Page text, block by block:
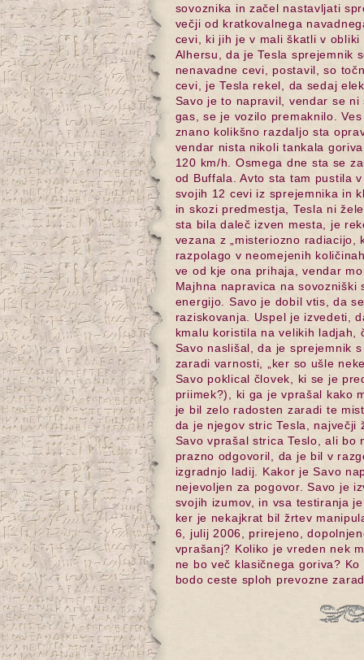
sovoznika in začel nastavljati
večji od kratkovalnega
cevi, ki jih je v mali škatli v
Alhersu, da je Tesla sprejemnik
nenavadne cevi, postavil, so
cevi, je Tesla rekel, da sedaj
Savo je to napravil, vendar se
gas, se je vozilo premaknilo.
znano kolikšno razdaljo sta
vendar nista nikoli tankala
120 km/h. Osmega dne sta se
od Buffala. Avto sta tam pustila
svojih 12 cevi iz sprejemnika in
in skozi predmestja, Tesla ni
sta bila daleč izven mesta, je
vezana z „misteriozno radiacijo,
razpolago v neomejenih
ve od kje ona prihaja, vendar
Majhna napravica na
energijo. Savo je dobil vtis, da
raziskovanja. Uspel je izvedeti,
kmalu koristila na velikih ladjah,
Savo naslišal, da je sprejemnik
zaradi varnosti, „ker so ušle
Savo poklical človek, ki se je
priimek?), ki ga je vprašal kako
je bil zelo radosten zaradi te
da je njegov stric Tesla,
Savo vprašal strica Teslo, ali bo
prazno odgovoril, da je bil v
izgradnjo ladij. Kakor je Savo
nejevoljen za pogovor. Savo je
svojih izumov, in vsa testiranja
ker je nekajkrat bil žrtev
6, julij 2006, prirejeno,
vprašanj? Koliko je vreden nek
ne bo več klasičnega goriva?
bodo ceste sploh prevozne